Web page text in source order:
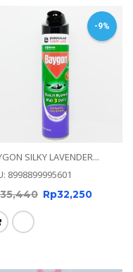
-9%
SILKY LAVENDER...
8998899995601
35,440 Rp32,250